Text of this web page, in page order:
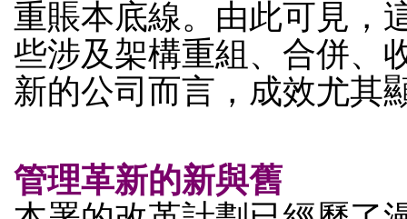
重賬本底線。由此可見，
些涉及架構重組、合併、
新的公司而言，成效尤其
管理革新的新與舊